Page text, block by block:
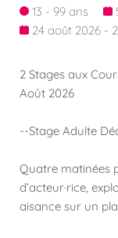
13 - 99 ans
24 août 2026 -
2 Stages aux
Août 2026
--Stage Adulte
Quatre matinées
d’acteur·rice,
aisance sur un